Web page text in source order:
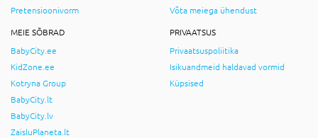
Pretensioonivorm
Võta meiega ühendust
MEIE SÕBRAD
BabyCity.ee
KidZone.ee
Kotryna Group
BabyCity.lt
BabyCity.lv
ZaisluPlaneta.lt
PRIVAATSUS
Privaatsuspoliitika
Isikuandmeid haldavad vormid
Küpsised